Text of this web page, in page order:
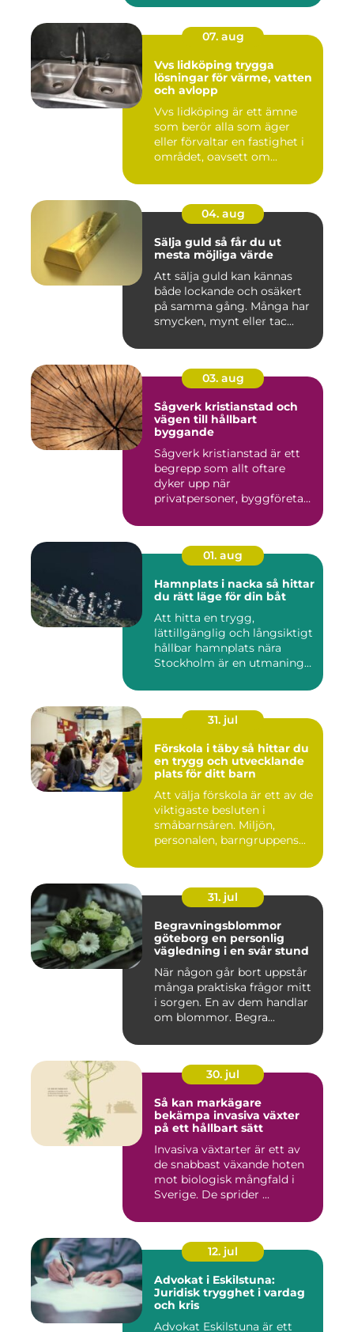
07. aug
Vvs lidköping trygga
lösningar för värme, vatten
och avlopp
Vvs lidköping är ett ämne
som berör alla som äger
eller förvaltar en fastighet i
området, oavsett om...
04. aug
Sälja guld så får du ut
mesta möjliga värde
Att sälja guld kan kännas
både lockande och osäkert
på samma gång. Många har
smycken, mynt eller tac...
03. aug
Sågverk kristianstad och
vägen till hållbart
byggande
Sågverk kristianstad är ett
begrepp som allt oftare
dyker upp när
privatpersoner, byggföretag
01. aug
Hamnplats i nacka så hittar
du rätt läge för din båt
Att hitta en trygg,
lättillgänglig och långsiktigt
hållbar hamnplats nära
Stockholm är en utmaning
31. jul
Förskola i täby så hittar du
en trygg och utvecklande
plats för ditt barn
Att välja förskola är ett av de
viktigaste besluten i
småbarnsåren. Miljön,
personalen, barngruppens...
31. jul
Begravningsblommor
göteborg en personlig
vägledning i en svår stund
När någon går bort uppstår
många praktiska frågor mitt
i sorgen. En av dem handlar
om blommor. Begra...
30. jul
Så kan markägare
bekämpa invasiva växter
på ett hållbart sätt
Invasiva växtarter är ett av
de snabbast växande hoten
mot biologisk mångfald i
Sverige. De sprider ...
12. jul
Advokat i Eskilstuna:
Juridisk trygghet i vardag
och kris
Advokat Eskilstuna är ett